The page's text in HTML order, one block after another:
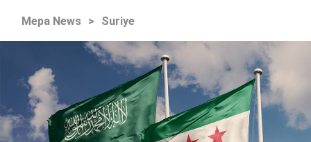
Mepa News > Suriye